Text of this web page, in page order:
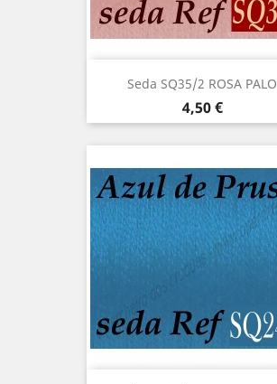
Seda SQ35/2 ROSA PALO
Precio
4,50 €